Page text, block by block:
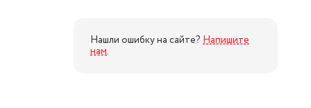
Нашли ошибку на сайте? Напишите
нам.